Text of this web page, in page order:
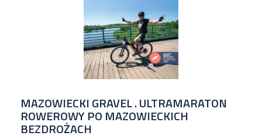
MAZOWIECKI GRAVEL . ULTRAMARATON
ROWEROWY PO MAZOWIECKICH
BEZDROŻACH